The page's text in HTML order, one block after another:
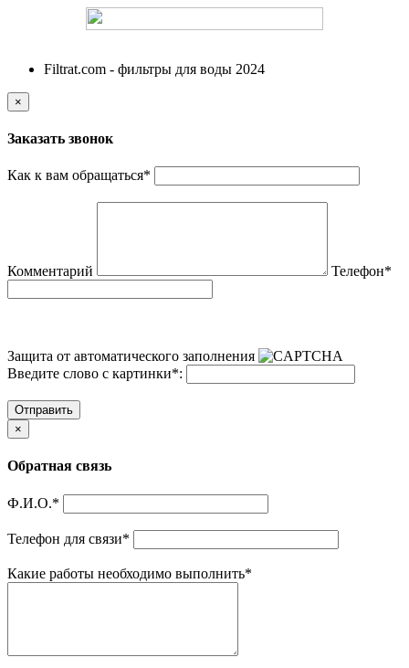
Filtrat.com - фильтры для воды 2024
×
Заказать звонок
Как к вам обращаться*
Комментарий Телефон*
Защита от автоматического заполнения
Введите слово с картинки*:
Отправить
×
Обратная связь
Ф.И.О.*
Телефон для связи*
Какие работы необходимо выполнить*